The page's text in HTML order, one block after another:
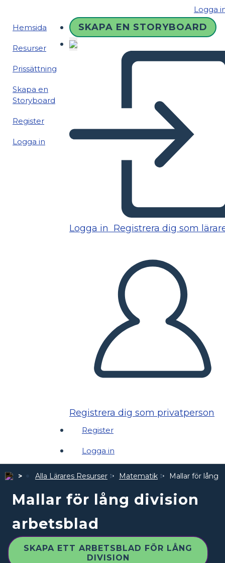
Logga
Hemsida
Resurser
Prissättning
Skapa en
Storyboard
Register
Logga in
SKAPA EN STORYBOARD
Logga in Registrera dig som
Registrera dig som privatperson
Register
Logga in
Alla Lärares Resurser Matematik Mallar för lång
Mallar för lång division
arbetsblad
SKAPA ETT ARBETSBLAD FÖR LÅNG
DIVISION